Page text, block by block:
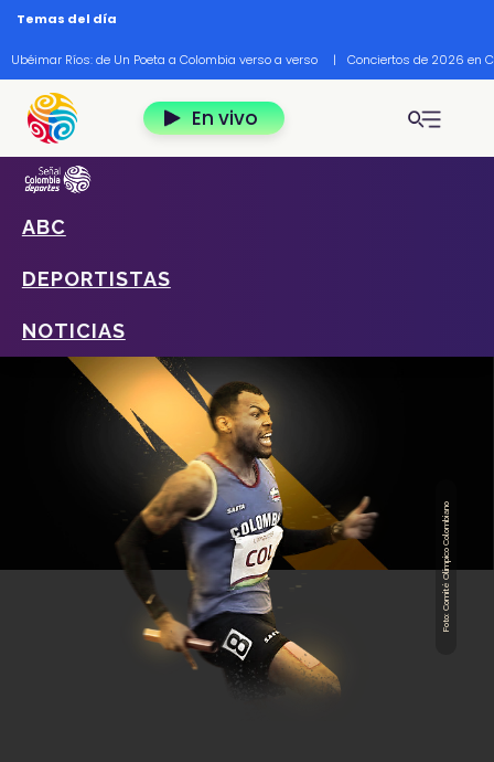
Pasar al contenido principal
Temas del día
Ubéimar Ríos: de Un Poeta a Colombia verso a verso | Conciertos de 2026 en
En vivo
ABC
DEPORTISTAS
NOTICIAS
Home
Foto: Comité Olímpico Colombiano